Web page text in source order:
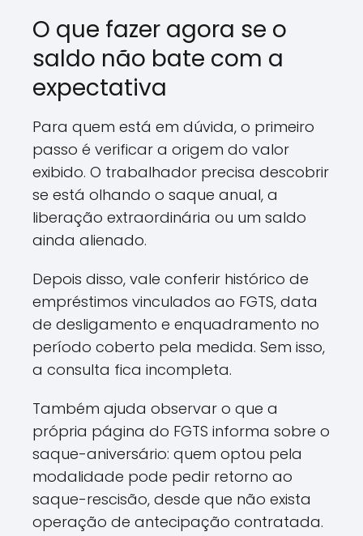
O que fazer agora se o
saldo não bate com a
expectativa
Para quem está em dúvida, o primeiro
passo é verificar a origem do valor
exibido. O trabalhador precisa descobrir
se está olhando o saque anual, a
liberação extraordinária ou um saldo
ainda alienado.
Depois disso, vale conferir histórico de
empréstimos vinculados ao FGTS, data
de desligamento e enquadramento no
período coberto pela medida. Sem isso,
a consulta fica incompleta.
Também ajuda observar o que a
própria página do FGTS informa sobre o
saque-aniversário: quem optou pela
modalidade pode pedir retorno ao
saque-rescisão, desde que não exista
operação de antecipação contratada.